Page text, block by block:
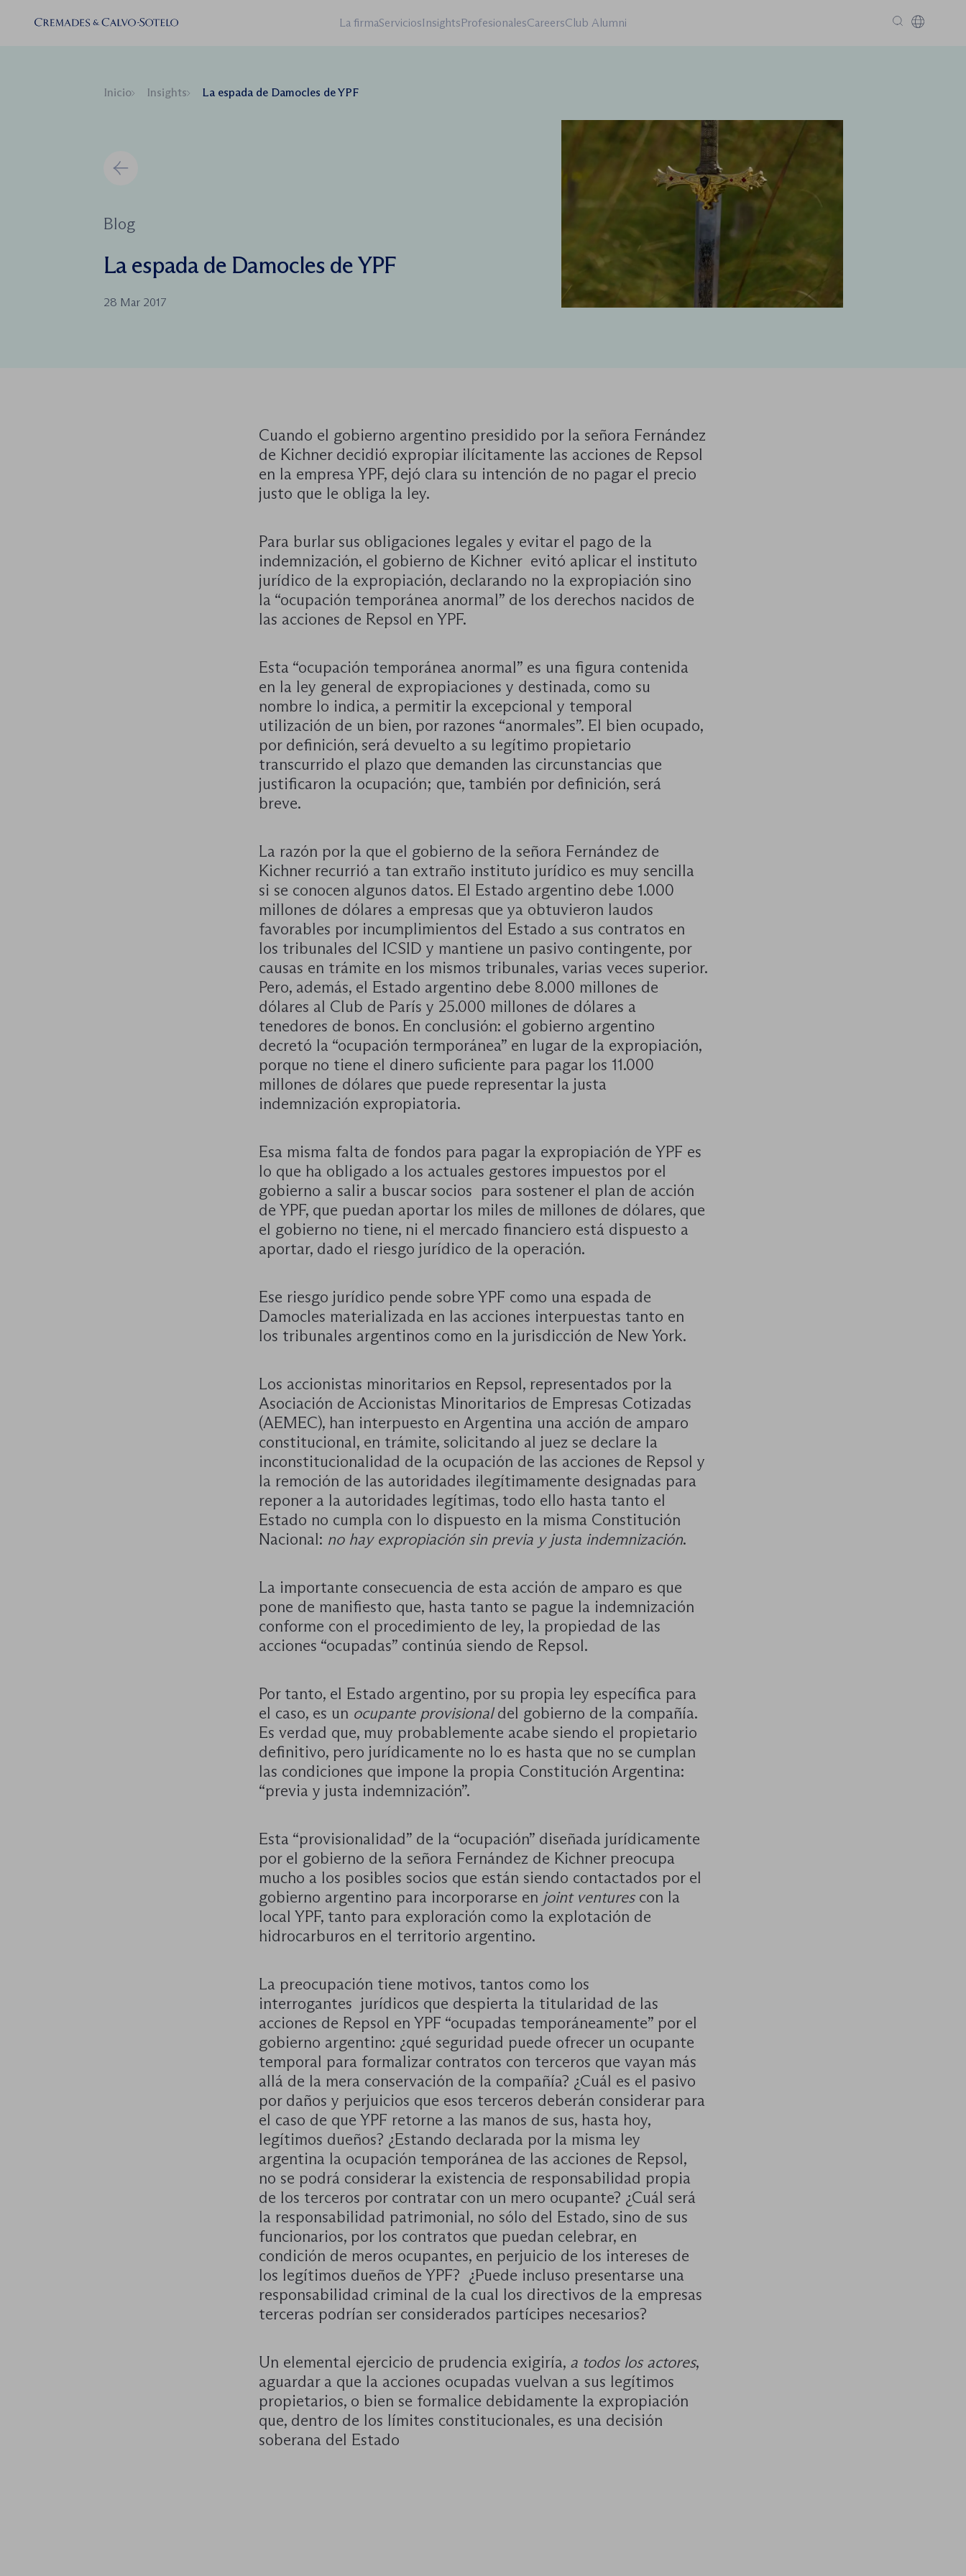
La firmaServiciosInsightsProfesionalesCareersClub Alumni
Inicio Insights La espada de Damocles de YPF
Blog
La espada de Damocles de YPF
28 Mar 2017
Cuando el gobierno argentino presidido por la señora Fernández
de Kichner decidió expropiar ilícitamente las acciones de Repsol
en la empresa YPF, dejó clara su intención de no pagar el precio
justo que le obliga la ley.
Para burlar sus obligaciones legales y evitar el pago de la
indemnización, el gobierno de Kichner evitó aplicar el instituto
jurídico de la expropiación, declarando no la expropiación sino
la “ocupación temporánea anormal” de los derechos nacidos de
las acciones de Repsol en YPF.
Esta “ocupación temporánea anormal” es una figura contenida
en la ley general de expropiaciones y destinada, como su
nombre lo indica, a permitir la excepcional y temporal
utilización de un bien, por razones “anormales”. El bien ocupado,
por definición, será devuelto a su legítimo propietario
transcurrido el plazo que demanden las circunstancias que
justificaron la ocupación; que, también por definición, será
breve.
La razón por la que el gobierno de la señora Fernández de
Kichner recurrió a tan extraño instituto jurídico es muy sencilla
si se conocen algunos datos. El Estado argentino debe 1.000
millones de dólares a empresas que ya obtuvieron laudos
favorables por incumplimientos del Estado a sus contratos en
los tribunales del ICSID y mantiene un pasivo contingente, por
causas en trámite en los mismos tribunales, varias veces superior.
Pero, además, el Estado argentino debe 8.000 millones de
dólares al Club de París y 25.000 millones de dólares a
tenedores de bonos. En conclusión: el gobierno argentino
decretó la “ocupación termporánea” en lugar de la expropiación,
porque no tiene el dinero suficiente para pagar los 11.000
millones de dólares que puede representar la justa
indemnización expropiatoria.
Esa misma falta de fondos para pagar la expropiación de YPF es
lo que ha obligado a los actuales gestores impuestos por el
gobierno a salir a buscar socios para sostener el plan de acción
de YPF, que puedan aportar los miles de millones de dólares, que
el gobierno no tiene, ni el mercado financiero está dispuesto a
aportar, dado el riesgo jurídico de la operación.
Ese riesgo jurídico pende sobre YPF como una espada de
Damocles materializada en las acciones interpuestas tanto en
los tribunales argentinos como en la jurisdicción de New York.
Los accionistas minoritarios en Repsol, representados por la
Asociación de Accionistas Minoritarios de Empresas Cotizadas
(AEMEC), han interpuesto en Argentina una acción de amparo
constitucional, en trámite, solicitando al juez se declare la
inconstitucionalidad de la ocupación de las acciones de Repsol y
la remoción de las autoridades ilegítimamente designadas para
reponer a la autoridades legítimas, todo ello hasta tanto el
Estado no cumpla con lo dispuesto en la misma Constitución
Nacional: no hay expropiación sin previa y justa indemnización.
La importante consecuencia de esta acción de amparo es que
pone de manifiesto que, hasta tanto se pague la indemnización
conforme con el procedimiento de ley, la propiedad de las
acciones “ocupadas” continúa siendo de Repsol.
Por tanto, el Estado argentino, por su propia ley específica para
el caso, es un ocupante provisionaldel gobierno de la compañía.
Es verdad que, muy probablemente acabe siendo el propietario
definitivo, pero jurídicamente no lo es hasta que no se cumplan
las condiciones que impone la propia Constitución Argentina:
“previa y justa indemnización”.
Esta “provisionalidad” de la “ocupación” diseñada jurídicamente
por el gobierno de la señora Fernández de Kichner preocupa
mucho a los posibles socios que están siendo contactados por el
gobierno argentino para incorporarse en joint venturescon la
local YPF, tanto para exploración como la explotación de
hidrocarburos en el territorio argentino.
La preocupación tiene motivos, tantos como los
interrogantes jurídicos que despierta la titularidad de las
acciones de Repsol en YPF “ocupadas temporáneamente” por el
gobierno argentino: ¿qué seguridad puede ofrecer un ocupante
temporal para formalizar contratos con terceros que vayan más
allá de la mera conservación de la compañía? ¿Cuál es el pasivo
por daños y perjuicios que esos terceros deberán considerar para
el caso de que YPF retorne a las manos de sus, hasta hoy,
legítimos dueños? ¿Estando declarada por la misma ley
argentina la ocupación temporánea de las acciones de Repsol,
no se podrá considerar la existencia de responsabilidad propia
de los terceros por contratar con un mero ocupante? ¿Cuál será
la responsabilidad patrimonial, no sólo del Estado, sino de sus
funcionarios, por los contratos que puedan celebrar, en
condición de meros ocupantes, en perjuicio de los intereses de
los legítimos dueños de YPF? ¿Puede incluso presentarse una
responsabilidad criminal de la cual los directivos de la empresas
terceras podrían ser considerados partícipes necesarios?
Un elemental ejercicio de prudencia exigiría, a todos los actores,
aguardar a que la acciones ocupadas vuelvan a sus legítimos
propietarios, o bien se formalice debidamente la expropiación
que, dentro de los límites constitucionales, es una decisión
soberana del Estado